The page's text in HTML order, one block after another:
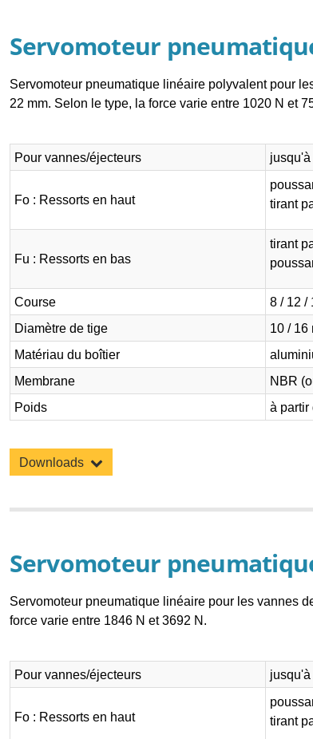
Servomoteur
Servomoteur pneumatique linéaire polyvalent pour
22 mm. Selon le type, la force varie entre 1020 N et
Pour vannes/éjecteurs
Fo : Ressorts en haut
tirant
Fu : Ressorts en bas
tirant
Course
8 / 12 /
Diamètre de tige
10 / 16
Matériau du boîtier
Membrane
NBR
Poids
à partir
Downloads
Servomoteur
Servomoteur pneumatique linéaire pour les vannes
force varie entre 1846 N et 3692 N.
Pour vannes/éjecteurs
Fo : Ressorts en haut
tirant